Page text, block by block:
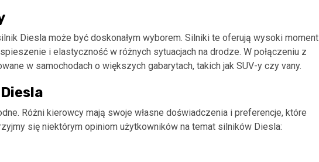
Diesla może być doskonałym wyborem. Silniki te oferują wysoki moment
i elastyczność w różnych sytuacjach na drodze. W połączeniu z
w samochodach o większych gabarytach, takich jak SUV-y czy vany.
Różni kierowcy mają swoje własne doświadczenia i preferencje, które
się niektórym opiniom użytkowników na temat silników Diesla: